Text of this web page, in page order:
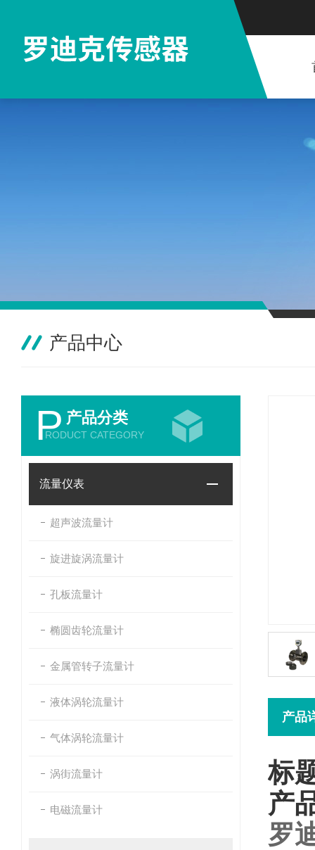
产品中心
P 产品分类
RODUCT CATEGORY
流量仪表
超声波流量计
旋进旋涡流量计
孔板流量计
椭圆齿轮流量计
金属管转子流量计
液体涡轮流量计
气体涡轮流量计
涡街流量计
电磁流量计
产品
标
产
罗